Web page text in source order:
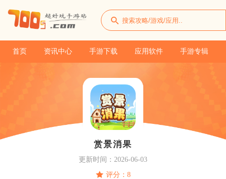
首页 资讯中心 手游下载 应用软件 手游专辑
赏景消果
更新时间：2026-06-03
评分：8